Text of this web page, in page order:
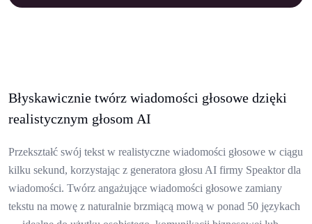
Błyskawicznie twórz wiadomości głosowe dzięki
realistycznym głosom AI
Przekształć swój tekst w realistyczne wiadomości głosowe w ciągu
kilku sekund, korzystając z generatora głosu AI firmy Speaktor dla
wiadomości. Twórz angażujące wiadomości głosowe zamiany
tekstu na mowę z naturalnie brzmiącą mową w ponad 50 językach